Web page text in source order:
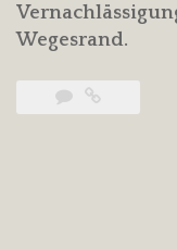
Wegesrand.